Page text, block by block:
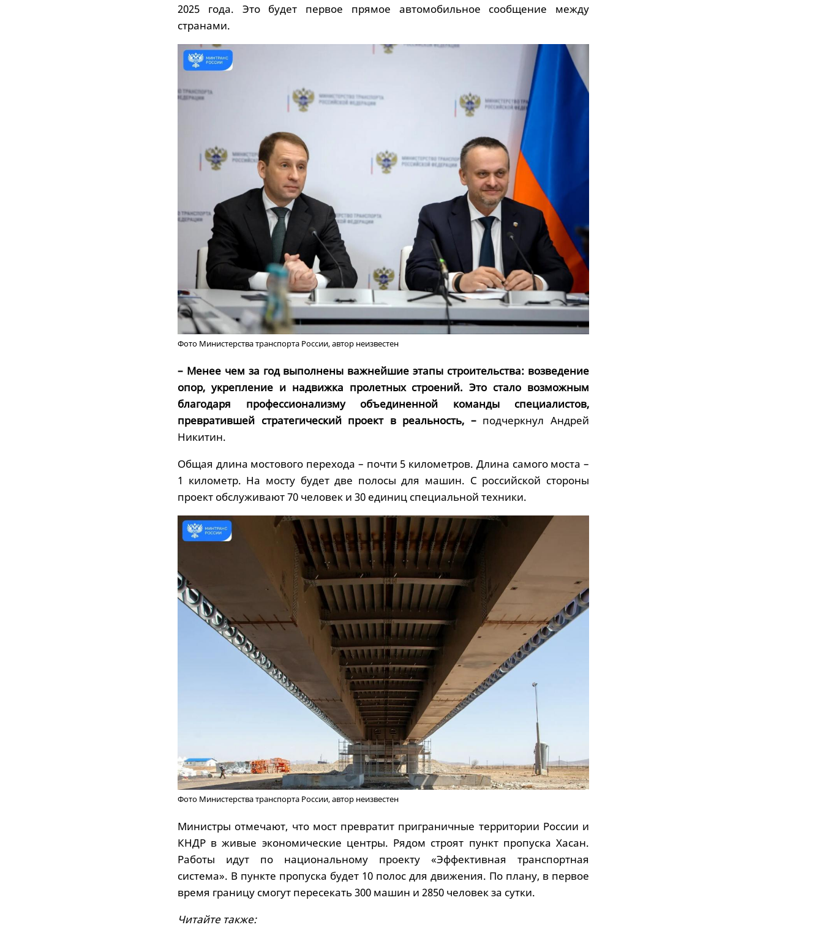
2025 года. Это будет первое прямое автомобильное сообщение между
странами.
Фото Министерства транспорта России, автор неизвестен
– Менее чем за год выполнены важнейшие этапы строительства: возведение
опор, укрепление и надвижка пролетных строений. Это стало возможным
благодаря профессионализму объединенной команды специалистов,
превратившей стратегический проект в реальность, –подчеркнул Андрей
Никитин.
Общая длина мостового перехода – почти 5 километров. Длина самого моста –
1 километр. На мосту будет две полосы для машин. С российской стороны
проект обслуживают 70 человек и 30 единиц специальной техники.
Фото Министерства транспорта России, автор неизвестен
Министры отмечают, что мост превратит приграничные территории России и
КНДР в живые экономические центры. Рядом строят пункт пропуска Хасан.
Работы идут по национальному проекту «Эффективная транспортная
система». В пункте пропуска будет 10 полос для движения. По плану, в первое
время границу смогут пересекать 300 машин и 2850 человек за сутки.
Читайте также: